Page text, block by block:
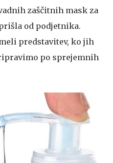
zaščitnih mask za
od podjetnika.
predstavitev, ko jih
po sprejemnih